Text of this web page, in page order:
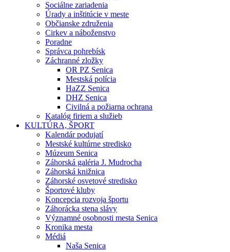
Sociálne zariadenia
Úrady a inštitúcie v meste
Občianske združenia
Cirkev a náboženstvo
Poradne
Správca pohrebísk
Záchranné zložky
OR PZ Senica
Mestská polícia
HaZZ Senica
DHZ Senica
Civilná a požiarna ochrana
Katalóg firiem a služieb
KULTÚRA, ŠPORT
Kalendár podujatí
Mestské kultúrne stredisko
Múzeum Senica
Záhorská galéria J. Mudrocha
Záhorská knižnica
Záhorské osvetové stredisko
Športové kluby
Koncepcia rozvoja športu
Záhorácka stena slávy
Významné osobnosti mesta Senica
Kronika mesta
Médiá
Naša Senica